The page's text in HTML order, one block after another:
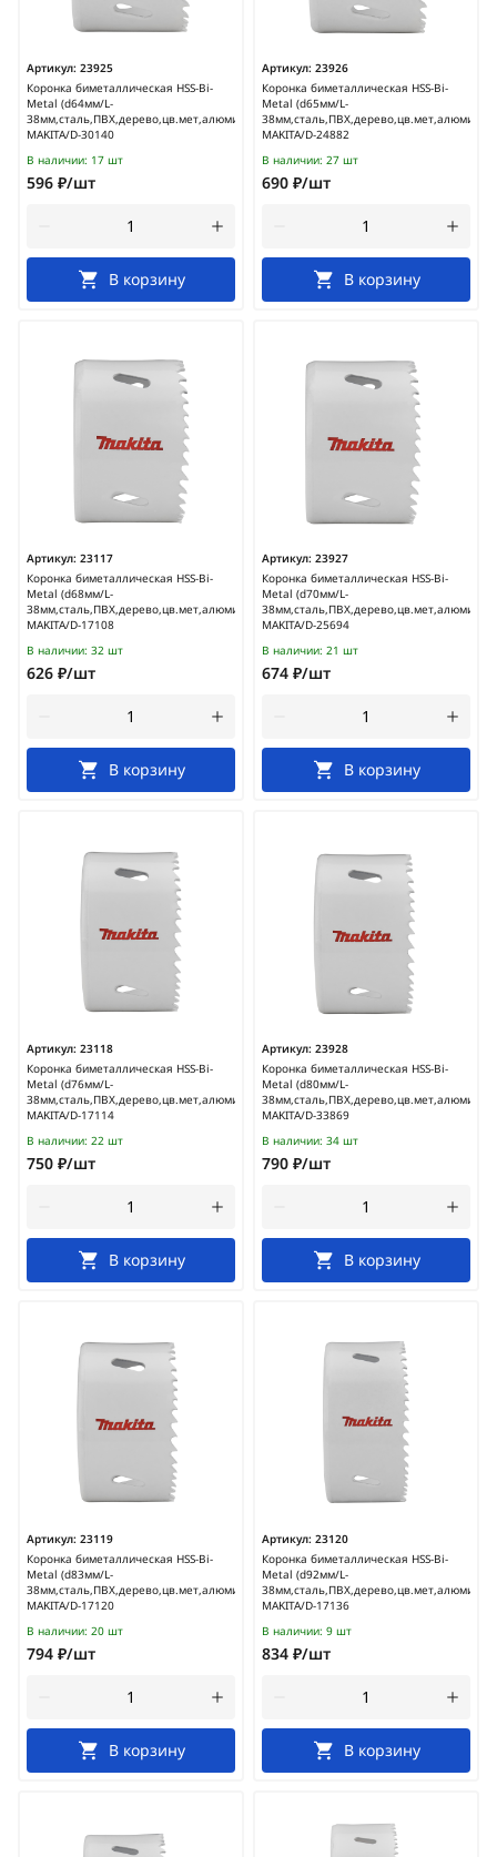
Артикул: 23925
Коронка биметаллическая HSS-Bi-
Metal (d64мм/L-
38мм,сталь,ПВХ,дерево,цв.мет,алюминий)
MAKITA/D-30140
В наличии: 17 шт
596 ₽/шт
В корзину
Артикул: 23926
Коронка биметаллическая HSS-Bi-
Metal (d65мм/L-
38мм,сталь,ПВХ,дерево,цв.мет,алюминий)
MAKITA/D-24882
В наличии: 27 шт
690 ₽/шт
В корзину
Артикул: 23117
Коронка биметаллическая HSS-Bi-
Metal (d68мм/L-
38мм,сталь,ПВХ,дерево,цв.мет,алюминий)
MAKITA/D-17108
В наличии: 32 шт
626 ₽/шт
В корзину
Артикул: 23927
Коронка биметаллическая HSS-Bi-
Metal (d70мм/L-
38мм,сталь,ПВХ,дерево,цв.мет,алюминий)
MAKITA/D-25694
В наличии: 21 шт
674 ₽/шт
В корзину
Артикул: 23118
Коронка биметаллическая HSS-Bi-
Metal (d76мм/L-
38мм,сталь,ПВХ,дерево,цв.мет,алюминий)
MAKITA/D-17114
В наличии: 22 шт
750 ₽/шт
В корзину
Артикул: 23928
Коронка биметаллическая HSS-Bi-
Metal (d80мм/L-
38мм,сталь,ПВХ,дерево,цв.мет,алюминий)
MAKITA/D-33869
В наличии: 34 шт
790 ₽/шт
В корзину
Артикул: 23119
Коронка биметаллическая HSS-Bi-
Metal (d83мм/L-
38мм,сталь,ПВХ,дерево,цв.мет,алюминий)
MAKITA/D-17120
В наличии: 20 шт
794 ₽/шт
В корзину
Артикул: 23120
Коронка биметаллическая HSS-Bi-
Metal (d92мм/L-
38мм,сталь,ПВХ,дерево,цв.мет,алюминий)
MAKITA/D-17136
В наличии: 9 шт
834 ₽/шт
В корзину